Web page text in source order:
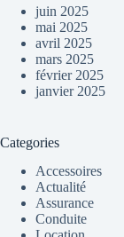
juin 2025
mai 2025
avril 2025
mars 2025
février 2025
janvier 2025
Categories
Accessoires
Actualité
Assurance
Conduite